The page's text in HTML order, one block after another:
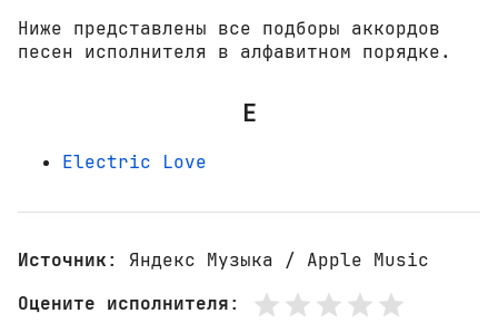
Ниже представлены все подборы аккордов
песен исполнителя в алфавитном порядке.
E
Electric Love
Источник: Яндекс Музыка / Apple Music
Оцените исполнителя: